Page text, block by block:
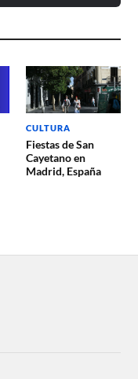
CULTURA
Fiestas de San
Cayetano en
Madrid, España